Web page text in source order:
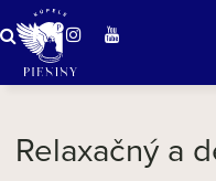
Zázračná
Relaxačný a